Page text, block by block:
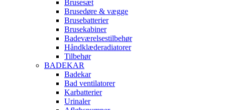
Brusesæt
Brusedøre & vægge
Brusebatterier
Brusekabiner
Badeværelsestilbehør
Håndklæderadiatorer
Tilbehør
BADEKAR
Badekar
Bad ventilatorer
Karbatterier
Urinaler